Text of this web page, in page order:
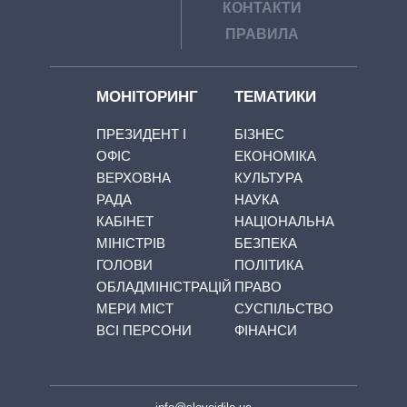
КОНТАКТИ
ПРАВИЛА
МОНІТОРИНГ
ПРЕЗИДЕНТ І
ОФІС
ВЕРХОВНА
РАДА
КАБІНЕТ
МІНІСТРІВ
ГОЛОВИ
ОБЛАДМІНІСТРАЦІЙ
МЕРИ МІСТ
ВСІ ПЕРСОНИ
ТЕМАТИКИ
БІЗНЕС
ЕКОНОМІКА
КУЛЬТУРА
НАУКА
НАЦІОНАЛЬНА
БЕЗПЕКА
ПОЛІТИКА
ПРАВО
СУСПІЛЬСТВО
ФІНАНСИ